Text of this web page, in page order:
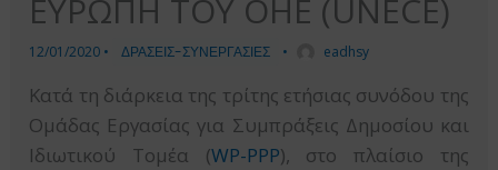
ΕΥΡΩΠΗ ΤΟΥ ΟΗΕ (UNECE)
12/01/2020 • ΔΡΑΣΕΙΣ-ΣΥΝΕΡΓΑΣΙΕΣ • eadhsy
Κατά τη διάρκεια της τρίτης ετήσιας συνόδου της
Ομάδας Εργασίας για Συμπράξεις Δημοσίου και
Ιδιωτικού Τομέα (WP-PPP), στο πλαίσιο της